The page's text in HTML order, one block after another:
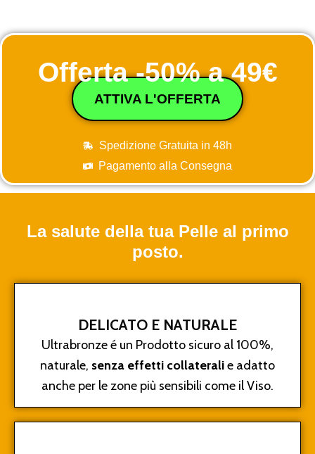
Offerta -50% a 49€
ATTIVA L'OFFERTA
Spedizione Gratuita in 48h
Pagamento alla Consegna
La salute della tua Pelle al primo
posto.
DELICATO E NATURALE
Ultrabronze é un Prodotto sicuro al 100%,
naturale, senza effetti collateralie adatto
anche per le zone più sensibili come il Viso.